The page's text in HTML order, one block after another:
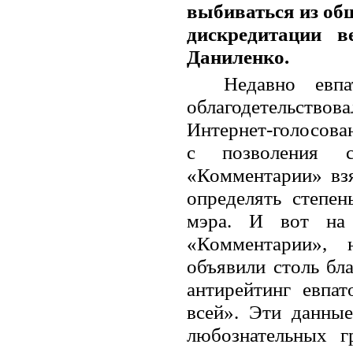
выбиваться из
дискредитации
Даниленко.
Недавно
Интернет-
с позволения
«Комментарии»
определять
мэра. И вот на
«Комментарии»,
объявили столь
антирейтинг
всей». Эти
любознательных